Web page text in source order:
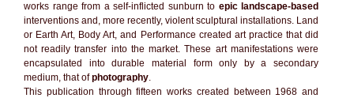
works range from a self-inflicted sunburn to epic landscape-based
interventions and, more recently, violent sculptural installations. Land
or Earth Art, Body Art, and Performance created art practice that did
not readily transfer into the market. These art manifestations were
encapsulated into durable material form only by a secondary
medium, that ofphotography.
This publication through fifteen works created between 1968 and